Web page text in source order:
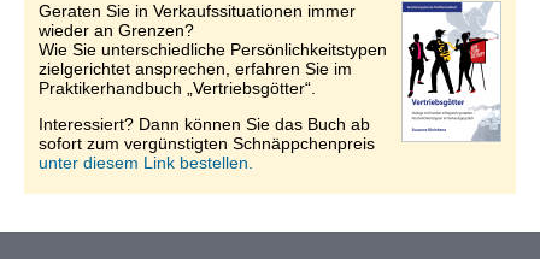
Geraten Sie in Verkaufssituationen immer
wieder an Grenzen?
Wie Sie unterschiedliche Persönlichkeitstypen
zielgerichtet ansprechen, erfahren Sie im
Praktikerhandbuch „Vertriebsgötter“.
Interessiert? Dann können Sie das Buch ab
sofort zum vergünstigten Schnäppchenpreis
unter diesem Link bestellen.